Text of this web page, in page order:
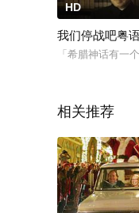
HD
我们停战吧粤
「希腊神话有一
相关推荐